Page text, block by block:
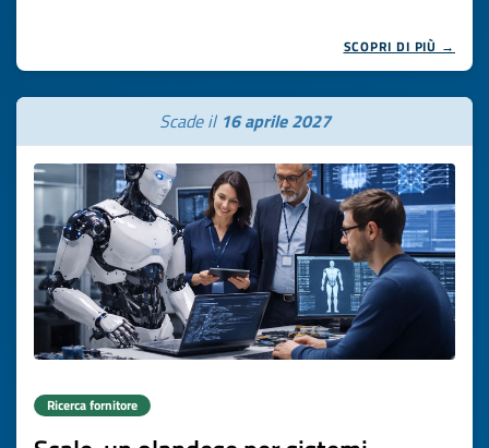
SCOPRI DI PIÙ →
Scade il 16 aprile 2027
Ricerca fornitore